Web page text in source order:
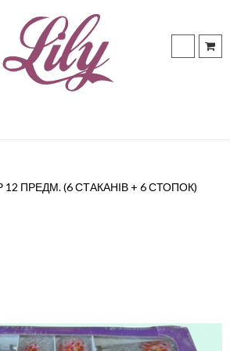
12 ПРЕДМ. (6 СТАКАНІВ + 6 СТОПОК)